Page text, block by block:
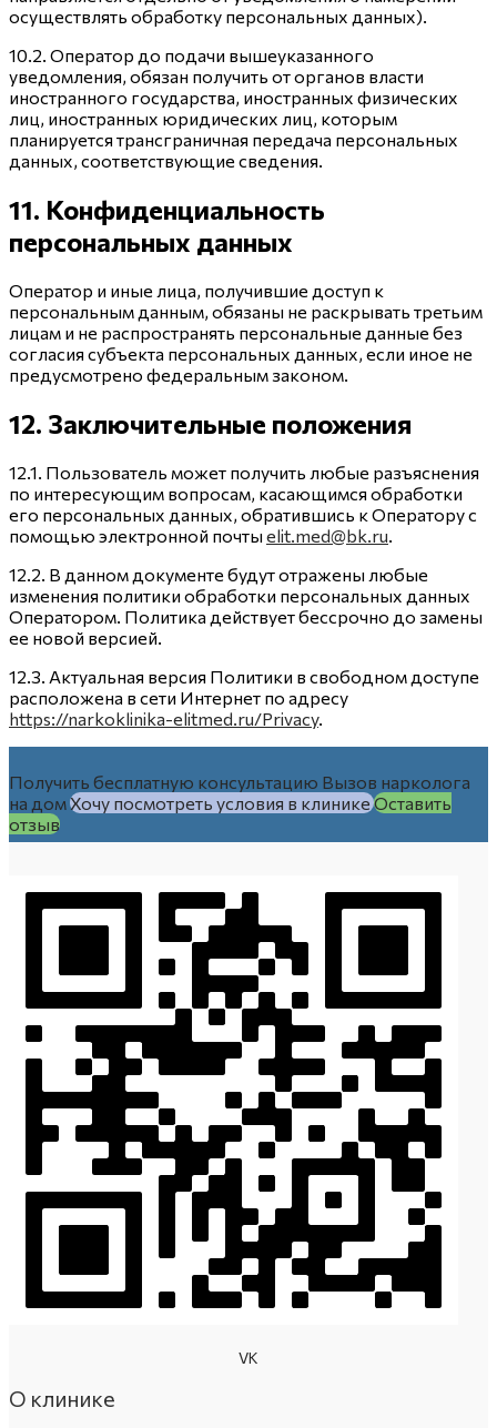
осуществлять обработку персональных данных).
10.2. Оператор до подачи вышеуказанного
уведомления, обязан получить от органов власти
иностранного государства, иностранных физических
лиц, иностранных юридических лиц, которым
планируется трансграничная передача персональных
данных, соответствующие сведения.
11. Конфиденциальность
персональных данных
Оператор и иные лица, получившие доступ к
персональным данным, обязаны не раскрывать третьим
лицам и не распространять персональные данные без
согласия субъекта персональных данных, если иное не
предусмотрено федеральным законом.
12. Заключительные положения
12.1. Пользователь может получить любые разъяснения
по интересующим вопросам, касающимся обработки
его персональных данных, обратившись к Оператору с
помощью электронной почты elit.med@bk.ru
12.2. В данном документе будут отражены любые
изменения политики обработки персональных данных
Оператором. Политика действует бессрочно до замены
ее новой версией.
12.3. Актуальная версия Политики в свободном доступе
расположена в сети Интернет по адресу
https://narkoklinika-elitmed.ru/Privacy.
Получить бесплатную консультацию Вызов нарколога
на домХочу посмотреть условия в клиникеОставить
отзыв
VK
О клинике